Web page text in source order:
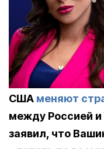
США меняют
между Россией и
заявил, что